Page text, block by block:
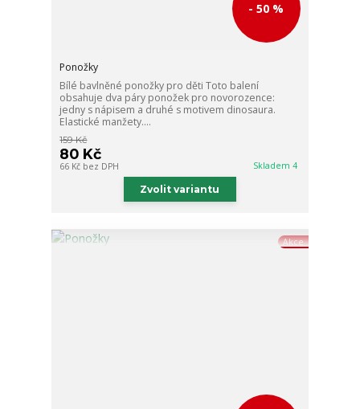
- 50 %
Ponožky
Bílé bavlněné ponožky pro děti Toto balení
obsahuje dva páry ponožek pro novorozence:
jedny s nápisem a druhé s motivem dinosaura.
Elastické manžety....
159 Kč
80 Kč
66 Kč bez DPH Skladem 4
Zvolit variantu
Akce